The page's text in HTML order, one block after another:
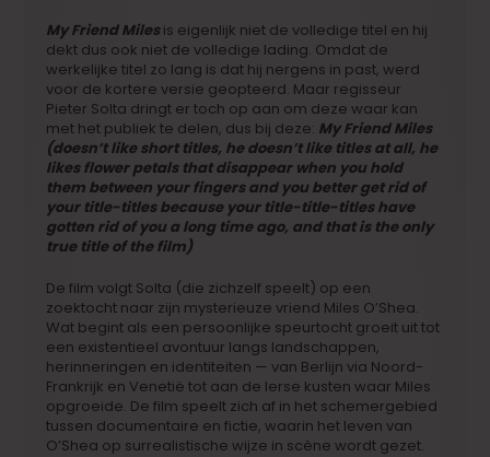
My Friend Milesis eigenlijk niet de volledige titel en hij
dekt dus ook niet de volledige lading. Omdat de
werkelijke titel zo lang is dat hij nergens in past, werd
voor de kortere versie geopteerd. Maar regisseur
Pieter Solta dringt er toch op aan om deze waar kan
met het publiek te delen, dus bij deze: My Friend Miles
(doesn’t like short titles, he doesn’t like titles at all, he
likes flower petals that disappear when you hold
them between your fingers and you better get rid of
your title-titles because your title-title-titles have
gotten rid of you a long time ago, and that is the only
true title of the film)
De film volgt Solta (die zichzelf speelt) op een
zoektocht naar zijn mysterieuze vriend Miles O’Shea.
Wat begint als een persoonlijke speurtocht groeit uit tot
een existentieel avontuur langs landschappen,
herinneringen en identiteiten — van Berlijn via Noord-
Frankrijk en Venetië tot aan de Ierse kusten waar Miles
opgroeide. De film speelt zich af in het schemergebied
tussen documentaire en fictie, waarin het leven van
O’Shea op surrealistische wijze in scène wordt gezet.